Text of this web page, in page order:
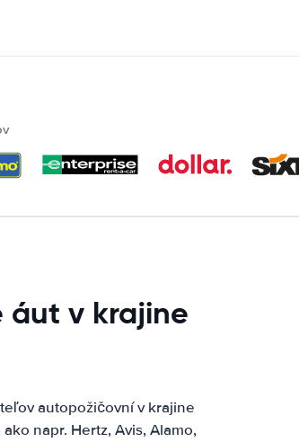
áut v krajine
autopožičovní v krajine
napr. Hertz, Avis, Alamo,